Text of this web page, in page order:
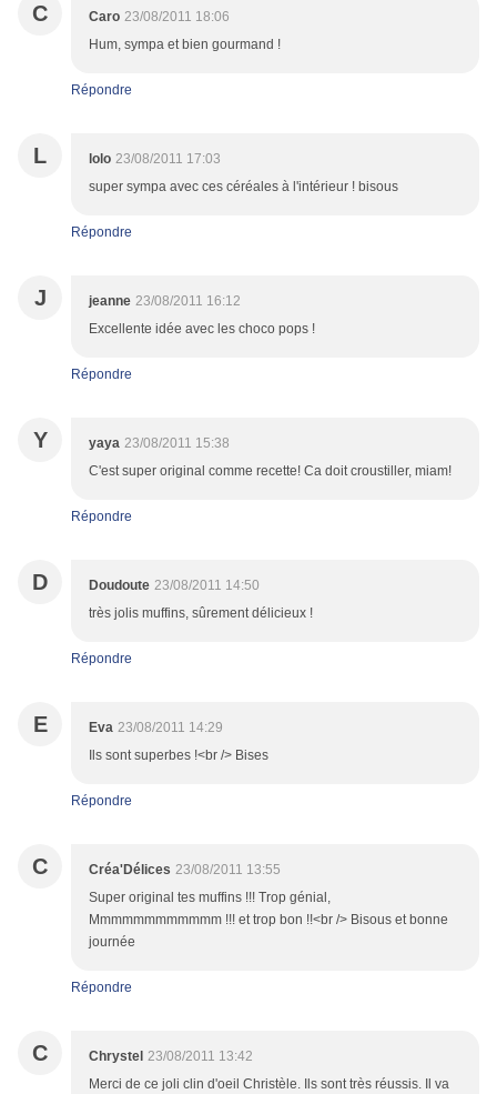
C Caro 23/08/2011 18:06
Hum, sympa et bien gourmand !
Répondre
L lolo 23/08/2011 17:03
super sympa avec ces céréales à l'intérieur ! bisous
Répondre
J jeanne 23/08/2011 16:12
Excellente idée avec les choco pops !
Répondre
Y yaya 23/08/2011 15:38
C'est super original comme recette! Ca doit croustiller, miam!
Répondre
D Doudoute 23/08/2011 14:50
très jolis muffins, sûrement délicieux !
Répondre
E Eva 23/08/2011 14:29
Ils sont superbes !<br /> Bises
Répondre
C Créa'Délices 23/08/2011 13:55
Super original tes muffins !!! Trop génial,
Mmmmmmmmmmmm !!! et trop bon !!<br /> Bisous et bonne
journée
Répondre
C Chrystel 23/08/2011 13:42
Merci de ce joli clin d'oeil Christèle. Ils sont très réussis. Il va